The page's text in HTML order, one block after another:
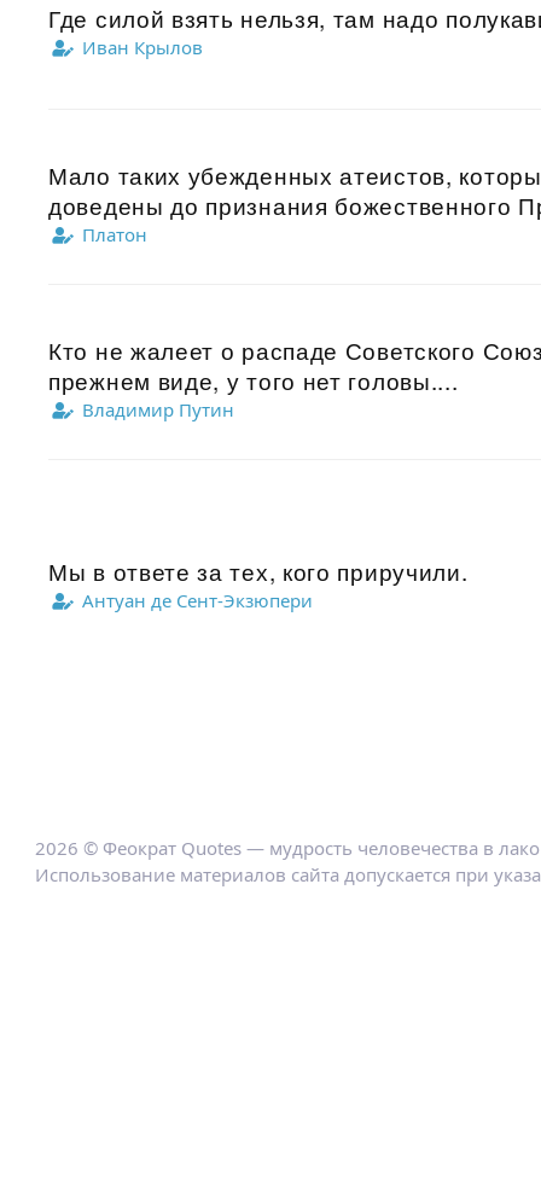
Где силой взять нельзя, там надо
Иван Крылов
Мало таких убежденных атеистов,
доведены до признания божественного
Платон
Кто не жалеет о распаде Советского
прежнем виде, у того нет головы....
Владимир Путин
Мы в ответе за тех, кого приручили.
Антуан де Сент-Экзюпери
2026 © Феократ Quotes — мудрость человечества в
Использование материалов сайта допускается при